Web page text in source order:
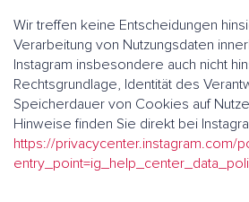
Wir treffen keine Entscheidungen
Verarbeitung von Nutzungsdaten
Instagram insbesondere auch nicht
Rechtsgrundlage, Identität des
Speicherdauer von Cookies auf
Hinweise finden Sie direkt bei
https://privacycenter.instagram.com/